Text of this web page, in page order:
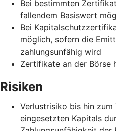
Bei bestimmten
fallendem Basiswert
Bei
möglich, sofern die
zahlungsunfähig wird
Zertifikate an der Börse
Risiken
Verlustrisiko bis hin
eingesetzten Kapitals